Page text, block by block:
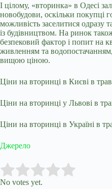
І цілому, «вторинка» в Одесі
новобудови, оскільки покупці
можливість заселитися одразу
із будівництвом. На ринок
безпековий фактор і попит на
живленням та
вищою ціною.
Ціни на вторинці в Києві в
Ціни на вторинці у Львові в
Ціни на вторинці в Україні в
Джерело
Rate this item:
No votes yet.